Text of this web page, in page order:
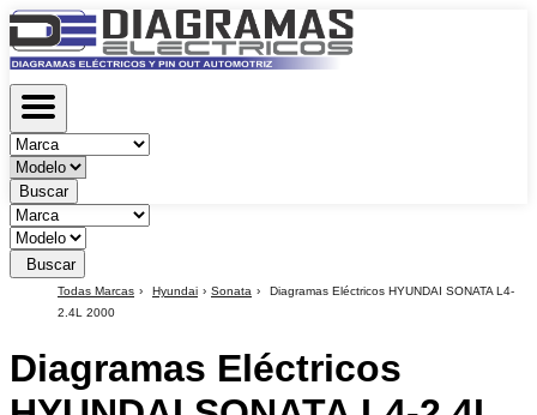
Buscar
Buscar
Todas Marcas Hyundai Sonata
Diagramas Eléctricos HYUNDAI SONATA L4-
2.4L 2000
Diagramas Eléctricos